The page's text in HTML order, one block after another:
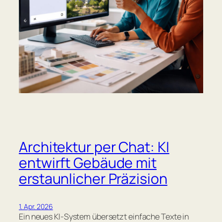
Architektur per Chat: KI
entwirft Gebäude mit
erstaunlicher Präzision
1. Apr. 2026
Ein neues KI-System übersetzt einfache Texte in